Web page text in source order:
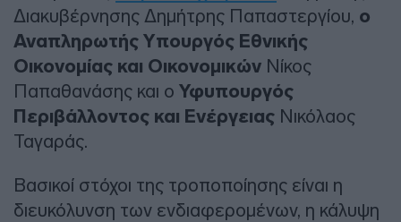
Διακυβέρνησης Δημήτρης Παπαστεργίου, ο
Αναπληρωτής Υπουργός Εθνικής
Οικονομίας και Οικονομικών Νίκος
Παπαθανάσης και ο Υφυπουργός
Περιβάλλοντος και Ενέργειας Νικόλαος
Ταγαράς.
Βασικοί στόχοι της τροποποίησης είναι η
διευκόλυνση των ενδιαφερομένων, η κάλυψη